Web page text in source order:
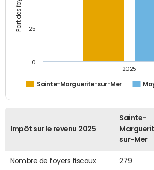
Sainte-Marguerite-sur-Mer
2025
0
25
Impôt sur le revenu 2025
Sainte-
sur-Mer
Nombre de foyers fiscaux 279